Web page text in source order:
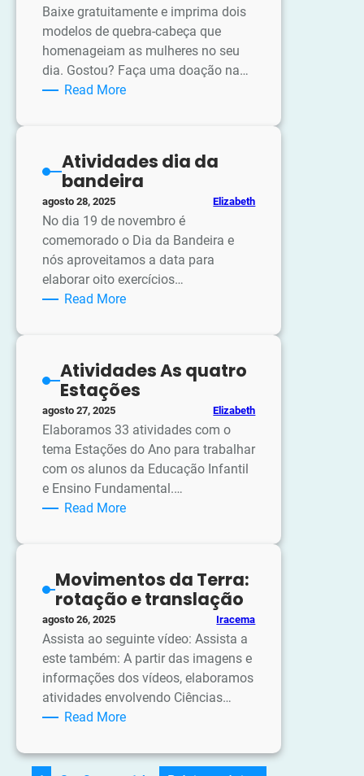
Baixe gratuitamente e imprima dois
modelos de quebra-cabeça que
homenageiam as mulheres no seu
dia. Gostou? Faça uma doação na…
Read More:
da
Mulher
Atividades dia da
bandeira
agosto 28, 2025 Elizabeth
No dia 19 de novembro é
comemorado o Dia da Bandeira e
nós aproveitamos a data para
elaborar oito exercícios…
Read More:
bandeira
Atividades As quatro
Estações
agosto 27, 2025 Elizabeth
Elaboramos 33 atividades com o
tema Estações do Ano para trabalhar
com os alunos da Educação Infantil
e Ensino Fundamental.…
Read More:
Estações
Movimentos da Terra:
rotação e translação
agosto 26, 2025 Iracema
Assista ao seguinte vídeo: Assista a
este também: A partir das imagens e
informações dos vídeos, elaboramos
atividades envolvendo Ciências…
Read More:
da